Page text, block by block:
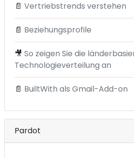
📄 Vertriebstrends verstehen
📄 Beziehungsprofile
🎥 So zeigen Sie die
Technologieverteilung an
📄 BuiltWith als Gmail-Add-on
Pardot